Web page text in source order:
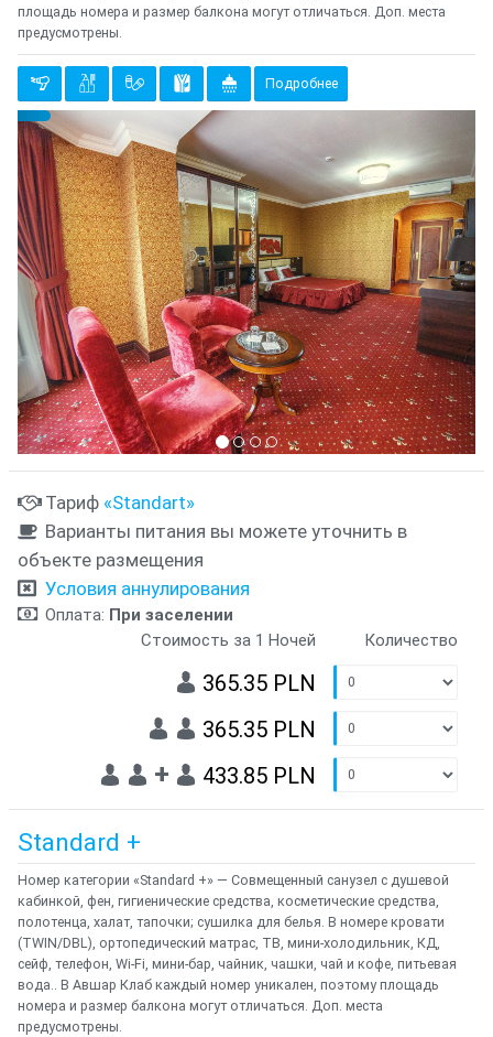
площадь номера и размер балкона могут отличаться. Доп. места
предусмотрены.
Подробнее
{clt_left} 8 Количество
Предыдущий
Тариф «Standart»
Варианты питания вы можете уточнить в
объекте размещения
Условия аннулирования
Оплата: При заселении
Стоимость за 1 Ночей
Количество
365.35 PLN
365.35 PLN
+ 433.85 PLN
Standard +
Номер категории «Standard +» — Совмещенный санузел с душевой
кабинкой, фен, гигиенические средства, косметические средства,
полотенца, халат, тапочки; сушилка для белья. В номере кровати
(TWIN/DBL), ортопедический матрас, ТВ, мини-холодильник, КД,
сейф, телефон, Wi-Fi, мини-бар, чайник, чашки, чай и кофе, питьевая
вода.. В Авшар Клаб каждый номер уникален, поэтому площадь
номера и размер балкона могут отличаться. Доп. места
предусмотрены.